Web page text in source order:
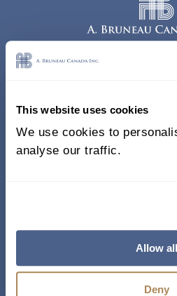
This website uses cookies
We use cookies to
analyse our traffic.
Allow all
Deny
338, Rue Saint-
Bureau 011,
H2Y 1A3